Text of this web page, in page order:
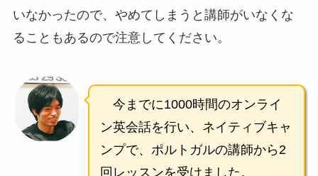
いなかったので、やめてしまうと講師がいなくな
ることもあるので注意してください。
今までに1000時間のオンライ
ン英会話を行い、ネイティブキャ
ンプで、ポルトガルの講師から2
回レッスンを受けました。